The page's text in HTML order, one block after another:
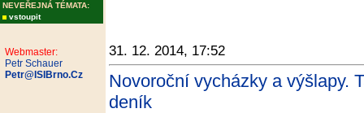
NEVEŘEJNÁ TÉMATA:
vstoupit
Webmaster:
Petr Schauer
Petr@ISIBrno.Cz
31. 12. 2014, 17:52
Novoroční vycházky a výšlapy.
deník